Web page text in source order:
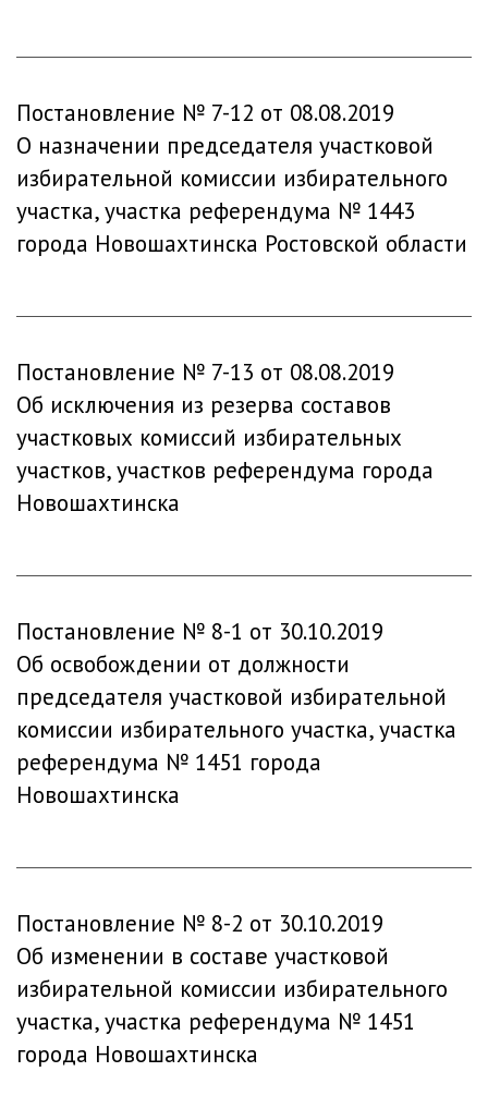
Постановление № 7-12 от 08.08.2019
О назначении председателя участковой
избирательной комиссии избирательного
участка, участка референдума № 1443
города Новошахтинска Ростовской области
Постановление № 7-13 от 08.08.2019
Об исключения из резерва составов
участковых комиссий избирательных
участков, участков референдума города
Новошахтинска
Постановление № 8-1 от 30.10.2019
Об освобождении от должности
председателя участковой избирательной
комиссии избирательного участка, участка
референдума № 1451 города
Новошахтинска
Постановление № 8-2 от 30.10.2019
Об изменении в составе участковой
избирательной комиссии избирательного
участка, участка референдума № 1451
города Новошахтинска